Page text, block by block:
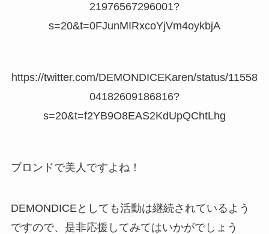
21976567296001?
s=20&t=0FJunMIRxcoYjVm4oykbjA
https://twitter.com/DEMONDICEKaren/status/11558
04182609186816?
s=20&t=f2YB9O8EAS2KdUpQChtLhg
ブロンドで美人ですよね！
DEMONDICEとしても活動は継続されているよう
ですので、是非応援してみてはいかがでしょう